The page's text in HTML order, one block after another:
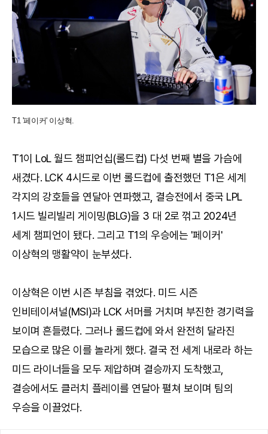
T1 '페이커' 이상혁.
T1이 LoL 월드 챔피언십(롤드컵) 다섯 번째 별을 가슴에
새겼다. LCK 4시드로 이번 롤드컵에 출전했던 T1은 세계
각지의 강호들을 연달아 연파했고, 결승전에서 중국 LPL
1시드 빌리빌리 게이밍(BLG)을 3 대 2로 꺾고 2024년
세계 챔피언이 됐다. 그리고 T1의 우승에는 '페이커'
이상혁의 맹활약이 눈부셨다.
이상혁은 이번 시즌 부침을 겪었다. 미드 시즌
인비테이셔널(MSI)과 LCK 서머를 거치며 부진한 경기력을
보이며 흔들렸다. 그러나 롤드컵에 와서 완전히 달라진
모습으로 많은 이를 놀라게 했다. 결국 전 세계 내로라 하는
미드 라이너들을 모두 제압하며 결승까지 도착했고,
결승에서도 클러치 플레이를 연달아 펼쳐 보이며 팀의
우승을 이끌었다.